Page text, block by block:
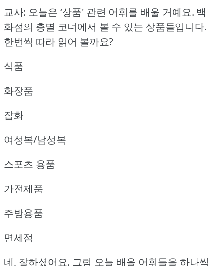
교사: 오늘은 ‘상품' 관련 어휘를 배울 거예요. 백
화점의 층별 코너에서 볼 수 있는 상품들입니다.
한번씩 따라 읽어 볼까요?
식품
화장품
잡화
여성복/남성복
스포츠 용품
가전제품
주방용품
면세점
네, 잘하셨어요. 그럼 오늘 배울 어휘들을 하나씩